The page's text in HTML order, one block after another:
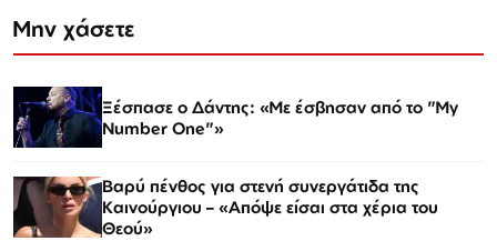
Μην χάσετε
Ξέσπασε ο Δάντης: «Με έσβησαν από το "My
Number One"»
Βαρύ πένθος για στενή συνεργάτιδα της
Καινούργιου – «Απόψε είσαι στα χέρια του
Θεού»